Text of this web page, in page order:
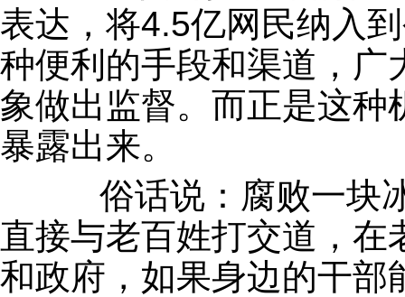
表达，将4.5亿网民纳入
种便利的手段和渠道，广
象做出监督。而正是这种
暴露出来。
俗话说：腐败一块冰
直接与老百姓打交道，
和政府，如果身边的干部